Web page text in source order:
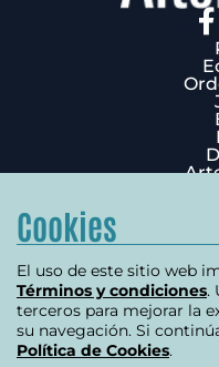
Carrera 7 # 75-51
Cookies
El uso de este sitio web
Términos y condiciones.
terceros para mejorar la
su navegación. Si
Política de Cookies.